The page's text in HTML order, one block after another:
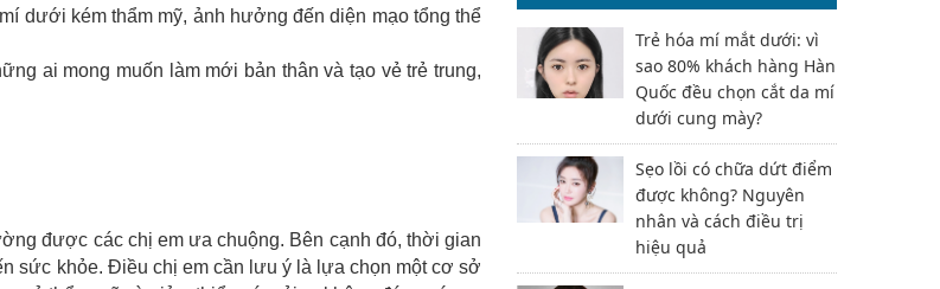
dưới kém thẩm mỹ, ảnh hưởng đến diện mạo tổng thể
ai mong muốn làm mới bản thân và tạo vẻ trẻ trung,
được các chị em ưa chuộng. Bên cạnh đó, thời gian
sức khỏe. Điều chị em cần lưu ý là lựa chọn một cơ sở
Trẻ hóa mí mắt dưới: vì
sao 80% khách hàng Hàn
Quốc đều chọn cắt da mí
dưới cung mày?
Sẹo lồi có chữa dứt điểm
được không? Nguyên
nhân và cách điều trị
hiệu quả